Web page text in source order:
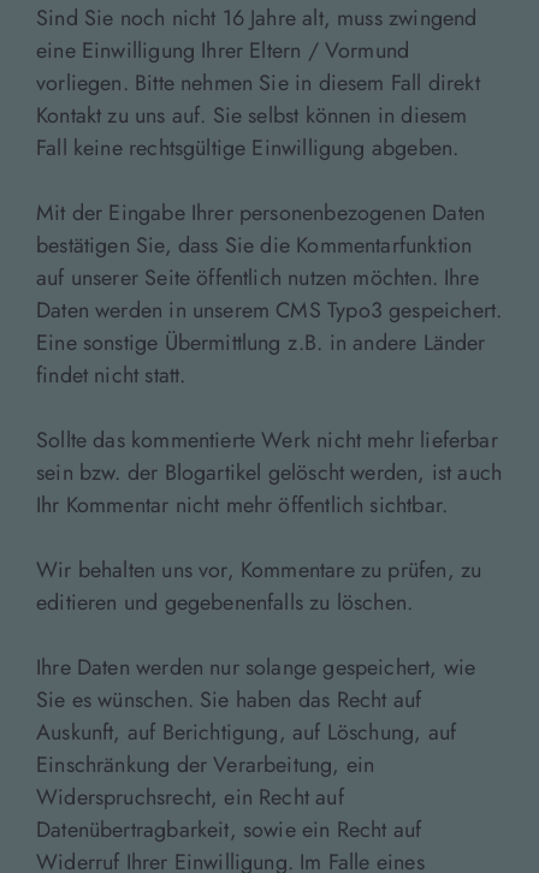
Sind Sie noch nicht 16 Jahre alt, muss zwingend
eine Einwilligung Ihrer Eltern / Vormund
vorliegen. Bitte nehmen Sie in diesem Fall direkt
Kontakt zu uns auf. Sie selbst können in diesem
Fall keine rechtsgültige Einwilligung abgeben.
Mit der Eingabe Ihrer personenbezogenen Daten
bestätigen Sie, dass Sie die Kommentarfunktion
auf unserer Seite öffentlich nutzen möchten. Ihre
Daten werden in unserem CMS Typo3 gespeichert.
Eine sonstige Übermittlung z.B. in andere Länder
findet nicht statt.
Sollte das kommentierte Werk nicht mehr lieferbar
sein bzw. der Blogartikel gelöscht werden, ist auch
Ihr Kommentar nicht mehr öffentlich sichtbar.
Wir behalten uns vor, Kommentare zu prüfen, zu
editieren und gegebenenfalls zu löschen.
Ihre Daten werden nur solange gespeichert, wie
Sie es wünschen. Sie haben das Recht auf
Auskunft, auf Berichtigung, auf Löschung, auf
Einschränkung der Verarbeitung, ein
Widerspruchsrecht, ein Recht auf
Datenübertragbarkeit, sowie ein Recht auf
Widerruf Ihrer Einwilligung. Im Falle eines